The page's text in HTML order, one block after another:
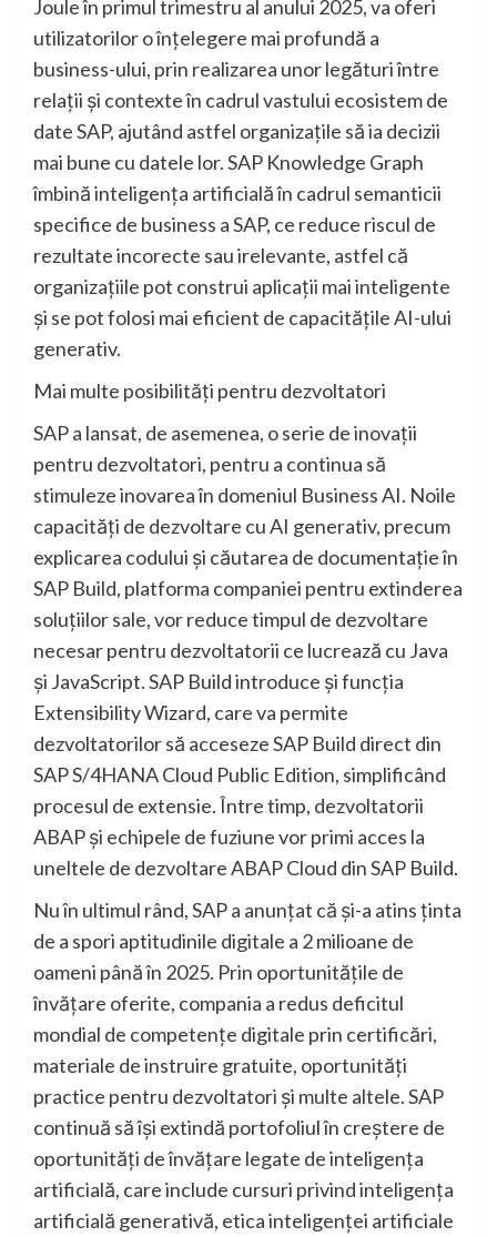
Joule în primul trimestru al anului 2025, va oferi
utilizatorilor o înțelegere mai profundă a
business-ului, prin realizarea unor legături între
relații și contexte în cadrul vastului ecosistem de
date SAP, ajutând astfel organizațile să ia decizii
mai bune cu datele lor. SAP Knowledge Graph
îmbină inteligența artificială în cadrul semanticii
specifice de business a SAP, ce reduce riscul de
rezultate incorecte sau irelevante, astfel că
organizațiile pot construi aplicații mai inteligente
și se pot folosi mai eficient de capacitățile AI-ului
generativ.
Mai multe posibilități pentru dezvoltatori
SAP a lansat, de asemenea, o serie de inovații
pentru dezvoltatori, pentru a continua să
stimuleze inovarea în domeniul Business AI. Noile
capacități de dezvoltare cu AI generativ, precum
explicarea codului și căutarea de documentație în
SAP Build, platforma companiei pentru extinderea
soluțiilor sale, vor reduce timpul de dezvoltare
necesar pentru dezvoltatorii ce lucrează cu Java
și JavaScript. SAP Build introduce și funcția
Extensibility Wizard, care va permite
dezvoltatorilor să acceseze SAP Build direct din
SAP S/4HANA Cloud Public Edition, simplificând
procesul de extensie. Între timp, dezvoltatorii
ABAP și echipele de fuziune vor primi acces la
uneltele de dezvoltare ABAP Cloud din SAP Build.
Nu în ultimul rând, SAP a anunțat că și-a atins ținta
de a spori aptitudinile digitale a 2 milioane de
oameni până în 2025. Prin oportunitățile de
învățare oferite, compania a redus deficitul
mondial de competențe digitale prin certificări,
materiale de instruire gratuite, oportunități
practice pentru dezvoltatori și multe altele. SAP
continuă să își extindă portofoliul în creștere de
oportunități de învățare legate de inteligența
artificială, care include cursuri privind inteligența
artificială generativă, etica inteligenței artificiale